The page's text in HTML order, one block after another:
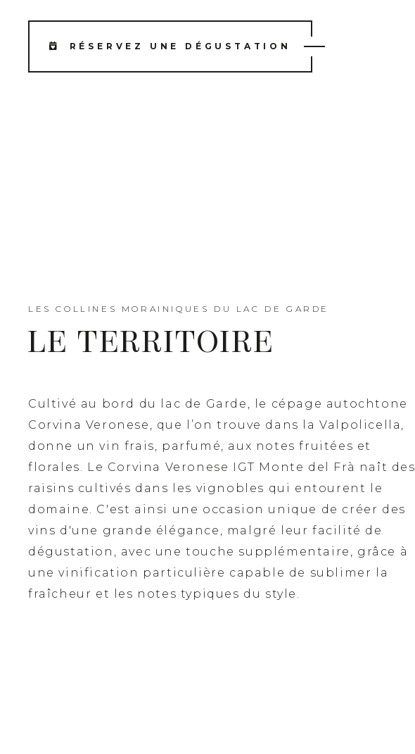
RÉSERVEZ UNE DÉGUSTATION
LES COLLINES MORAINIQUES DU LAC DE GARDE
LE TERRITOIRE
Cultivé au bord du lac de Garde, le cépage autochtone
Corvina Veronese, que l’on trouve dans la Valpolicella,
donne un vin frais, parfumé, aux notes fruitées et
florales. Le Corvina Veronese IGT Monte del Frà naît des
raisins cultivés dans les vignobles qui entourent le
domaine. C'est ainsi une occasion unique de créer des
vins d'une grande élégance, malgré leur facilité de
dégustation, avec une touche supplémentaire, grâce à
une vinification particulière capable de sublimer la
fraîcheur et les notes typiques du style.